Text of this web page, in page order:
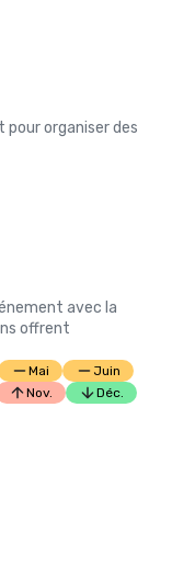
organiser des
avec la
offrent
Mai
Juin
Nov. Déc.